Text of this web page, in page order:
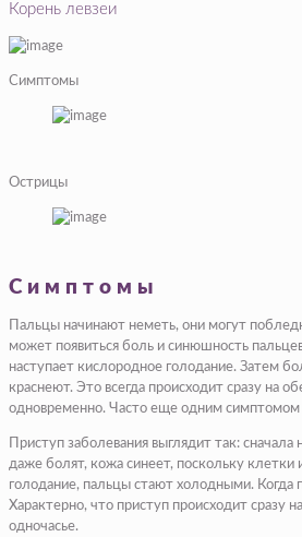
Корень левзеи
Симптомы
Острицы
Симптомы
Пальцы начинают неметь, они могут
может появиться боль и синюшность
наступает кислородное голодание. Затем
краснеют. Это всегда происходит сразу на
одновременно. Часто еще одним симптомом
Приступ заболевания выглядит так:
даже болят, кожа синеет, поскольку
голодание, пальцы стают холодными. Когда
Характерно, что приступ происходит сразу
одночасье.